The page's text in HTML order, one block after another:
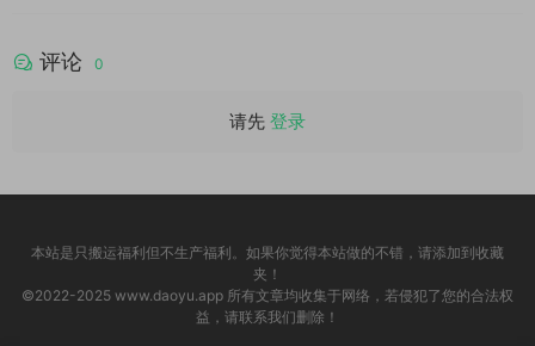
评论 0
请先 登录
本站是只搬运福利但不生产福利。如果你觉得本站做的不错，请添加到收藏
夹！
©2022-2025 www.daoyu.app 所有文章均收集于网络，若侵犯了您的合法权
益，请联系我们删除！